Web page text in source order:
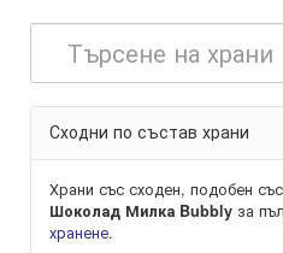
Сходни по състав храни
Храни със сходен, подобен
Шоколад Милка Bubbly за
хранене.